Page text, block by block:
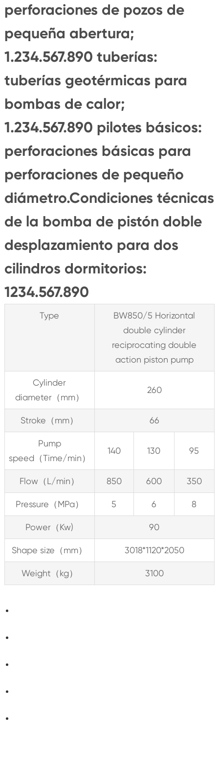
perforaciones de pozos de
pequeña abertura;
1.234.567.890 tuberías:
tuberías geotérmicas para
bombas de calor;
1.234.567.890 pilotes básicos:
perforaciones básicas para
perforaciones de pequeño
diámetro.Condiciones técnicas
de la bomba de pistón doble
desplazamiento para dos
cilindros dormitorios:
1234.567.890
Type
BW850/5 Horizontal
double cylinder
reciprocating double
action piston pump
Cylinder
diameter（mm）
260
Stroke（mm） 66
Pump
speed（Time/min）
140 130 95
Flow（L/min） 850 600 350
Pressure（MPa） 5 6 8
Power（Kw) 90
Shape size（mm） 3018*1120*2050
Weight（kg） 3100